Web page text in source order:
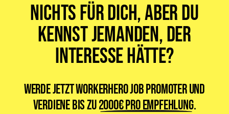
Nichts für dich, aber du
kennst jemanden, der
Interesse hätte?
Werde jetzt WorkerHero Job Promoter und
verdiene bis zu2000€ pro Empfehlung.